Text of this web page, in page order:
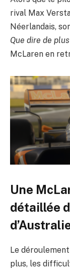
rival Max
Néerlandais,
Que dire de
McLaren en
Une
détaillée
Le déroulement
plus, les